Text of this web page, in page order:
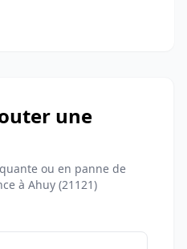
une
ou en panne de
à Ahuy (21121)